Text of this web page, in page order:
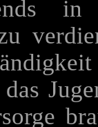
in